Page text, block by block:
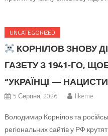
— це підрозділ людей, яких
готовність виконувати
UNCATEGORIZED
КОРНІЛОВ ЗНОВУ
ГАЗЕТУ З 1941‑ГО,
“УКРАЇНЦІ —
5 Серпня, 2026 likeme
Володимир Корнілов та
регіональних сайтів у РФ